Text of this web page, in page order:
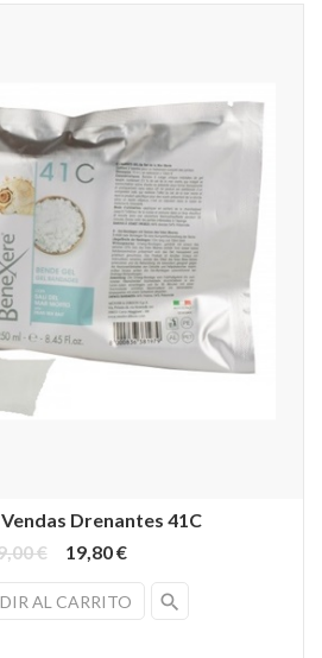
Drenantes 41C
€
19,80 €
AL CARRITO search